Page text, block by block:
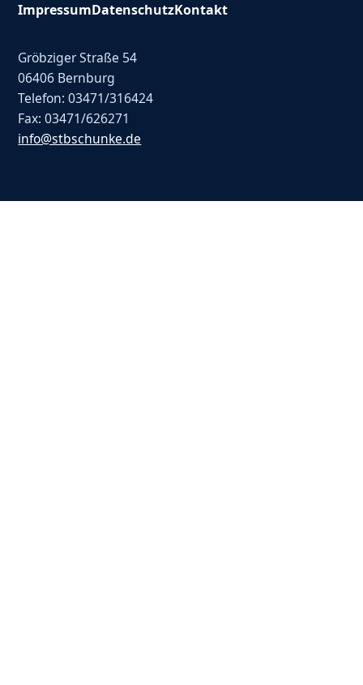
ImpressumDatenschutzKontakt
Gröbziger Straße 54
06406 Bernburg
Telefon: 03471/316424
Fax: 03471/626271
info@stbschunke.de